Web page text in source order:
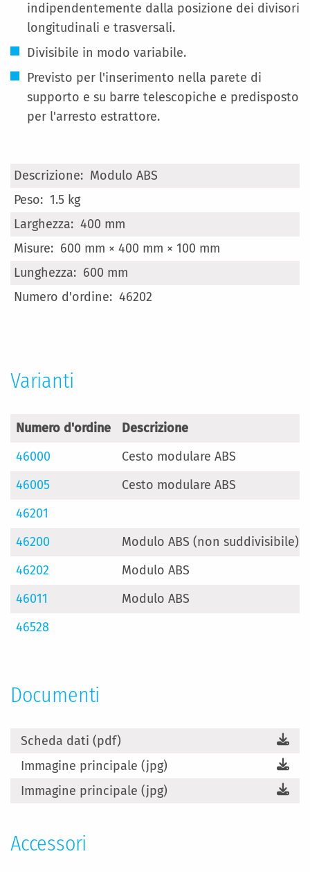
indipendentemente dalla posizione dei divisori
longitudinali e trasversali.
Divisibile in modo variabile.
Previsto per l'inserimento nella parete di
supporto e su barre telescopiche e predisposto
per l'arresto estrattore.
Maggiori
Informazioni
Modulo ABS
1.5 kg
400 mm
600 mm × 400 mm × 100 mm
600 mm
46202
Varianti
Numero d'ordine
Descrizione
46000
Cesto modulare ABS
46005
Cesto modulare ABS
46201
46200
Modulo ABS (non suddivisibile)
46202
Modulo ABS
46011
Modulo ABS
46528
Documenti
Scheda dati (pdf)
Immagine principale (jpg)
Immagine principale (jpg)
Accessori